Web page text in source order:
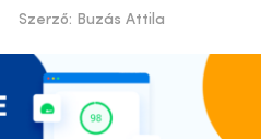
Szerző: Buzás Attila